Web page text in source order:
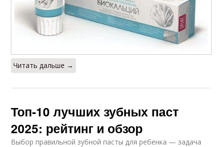
Читать дальше →
Топ-10 лучших зубных паст
2025: рейтинг и обзор
Выбор правильной зубной пасты для ребенка — задача